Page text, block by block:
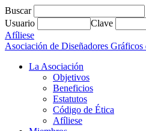
Buscar
Usuario
Clave
Afíliese
Asociación de Diseñadores Gráficos
La Asociación
Objetivos
Beneficios
Estatutos
Código de Ética
Afíliese